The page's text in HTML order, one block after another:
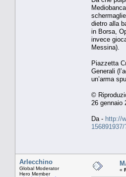
dietro alla
in Borsa,
invece
Messina).
Piazzetta
Generali
un’arma
©
26 gennaio
Da - http://
Arlecchino
Global Moderator
Hero Member
«